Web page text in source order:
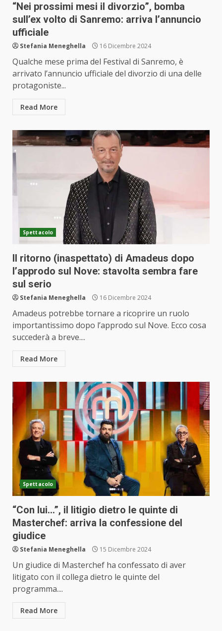
“Nei prossimi mesi il divorzio”, bomba
sull’ex volto di Sanremo: arriva l’annuncio
ufficiale
Stefania Meneghella 16 Dicembre 2024
Qualche mese prima del Festival di Sanremo, è
arrivato l’annuncio ufficiale del divorzio di una delle
protagoniste...
Read More
Spettacolo
Il ritorno (inaspettato) di Amadeus dopo
l’approdo sul Nove: stavolta sembra fare
sul serio
Stefania Meneghella 16 Dicembre 2024
Amadeus potrebbe tornare a ricoprire un ruolo
importantissimo dopo l’approdo sul Nove. Ecco cosa
succederà a breve....
Read More
Spettacolo
“Con lui…”, il litigio dietro le quinte di
Masterchef: arriva la confessione del
giudice
Stefania Meneghella 15 Dicembre 2024
Un giudice di Masterchef ha confessato di aver
litigato con il collega dietro le quinte del
programma....
Read More